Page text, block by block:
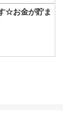
☆お金が貯ま